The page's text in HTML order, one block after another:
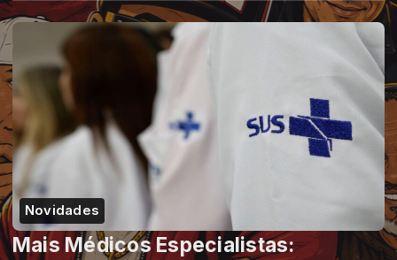
Novidades
Mais Médicos Especialistas: